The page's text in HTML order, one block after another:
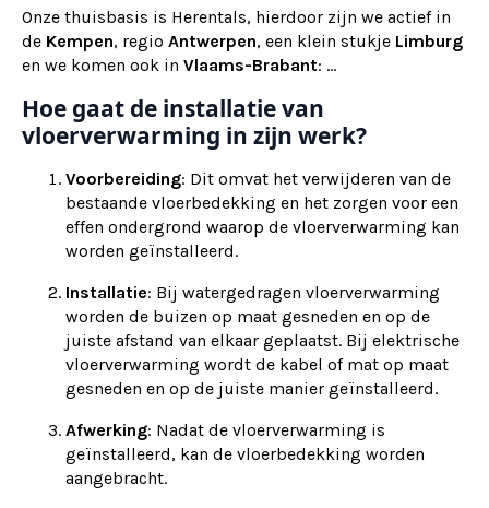
Onze thuisbasis is Herentals, hierdoor zijn we actief in
de Kempen, regio Antwerpen, een klein stukje Limburg
en we komen ook in Vlaams-Brabant: ...
Hoe gaat de installatie van
vloerverwarming in zijn werk?
Voorbereiding: Dit omvat het verwijderen van de
bestaande vloerbedekking en het zorgen voor een
effen ondergrond waarop de vloerverwarming kan
worden geïnstalleerd.
Installatie: Bij watergedragen vloerverwarming
worden de buizen op maat gesneden en op de
juiste afstand van elkaar geplaatst. Bij elektrische
vloerverwarming wordt de kabel of mat op maat
gesneden en op de juiste manier geïnstalleerd.
Afwerking: Nadat de vloerverwarming is
geïnstalleerd, kan de vloerbedekking worden
aangebracht.